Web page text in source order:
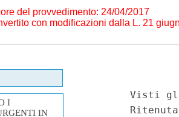
del provvedimento: 24/04/2017
con modificazioni dalla L. 21